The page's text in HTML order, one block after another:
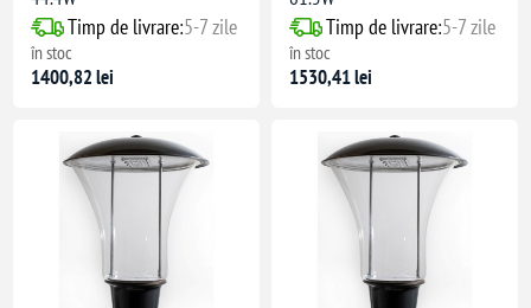
Timp de livrare:5-7 zile
în stoc
1400,82 lei
Timp de livrare:5-7 zile
în stoc
1530,41 lei